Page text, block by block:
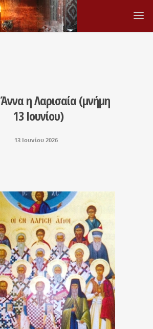
η Λαρισαία (μνήμη
13 Ιουνίου)
13 Ιουνίου 2026